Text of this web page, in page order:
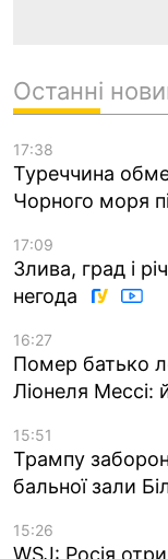
Останні
17:38
Туреччина
Чорного моря
17:09
Злива, град і
негода
16:27
Помер батько
Ліонеля Мессі:
15:51
Трампу
бальної зали
15:26
WSJ: Росія